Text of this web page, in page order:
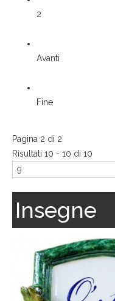
2
Avanti
Fine
Pagina 2 di 2
Risultati 10 - 10 di 10
Insegne